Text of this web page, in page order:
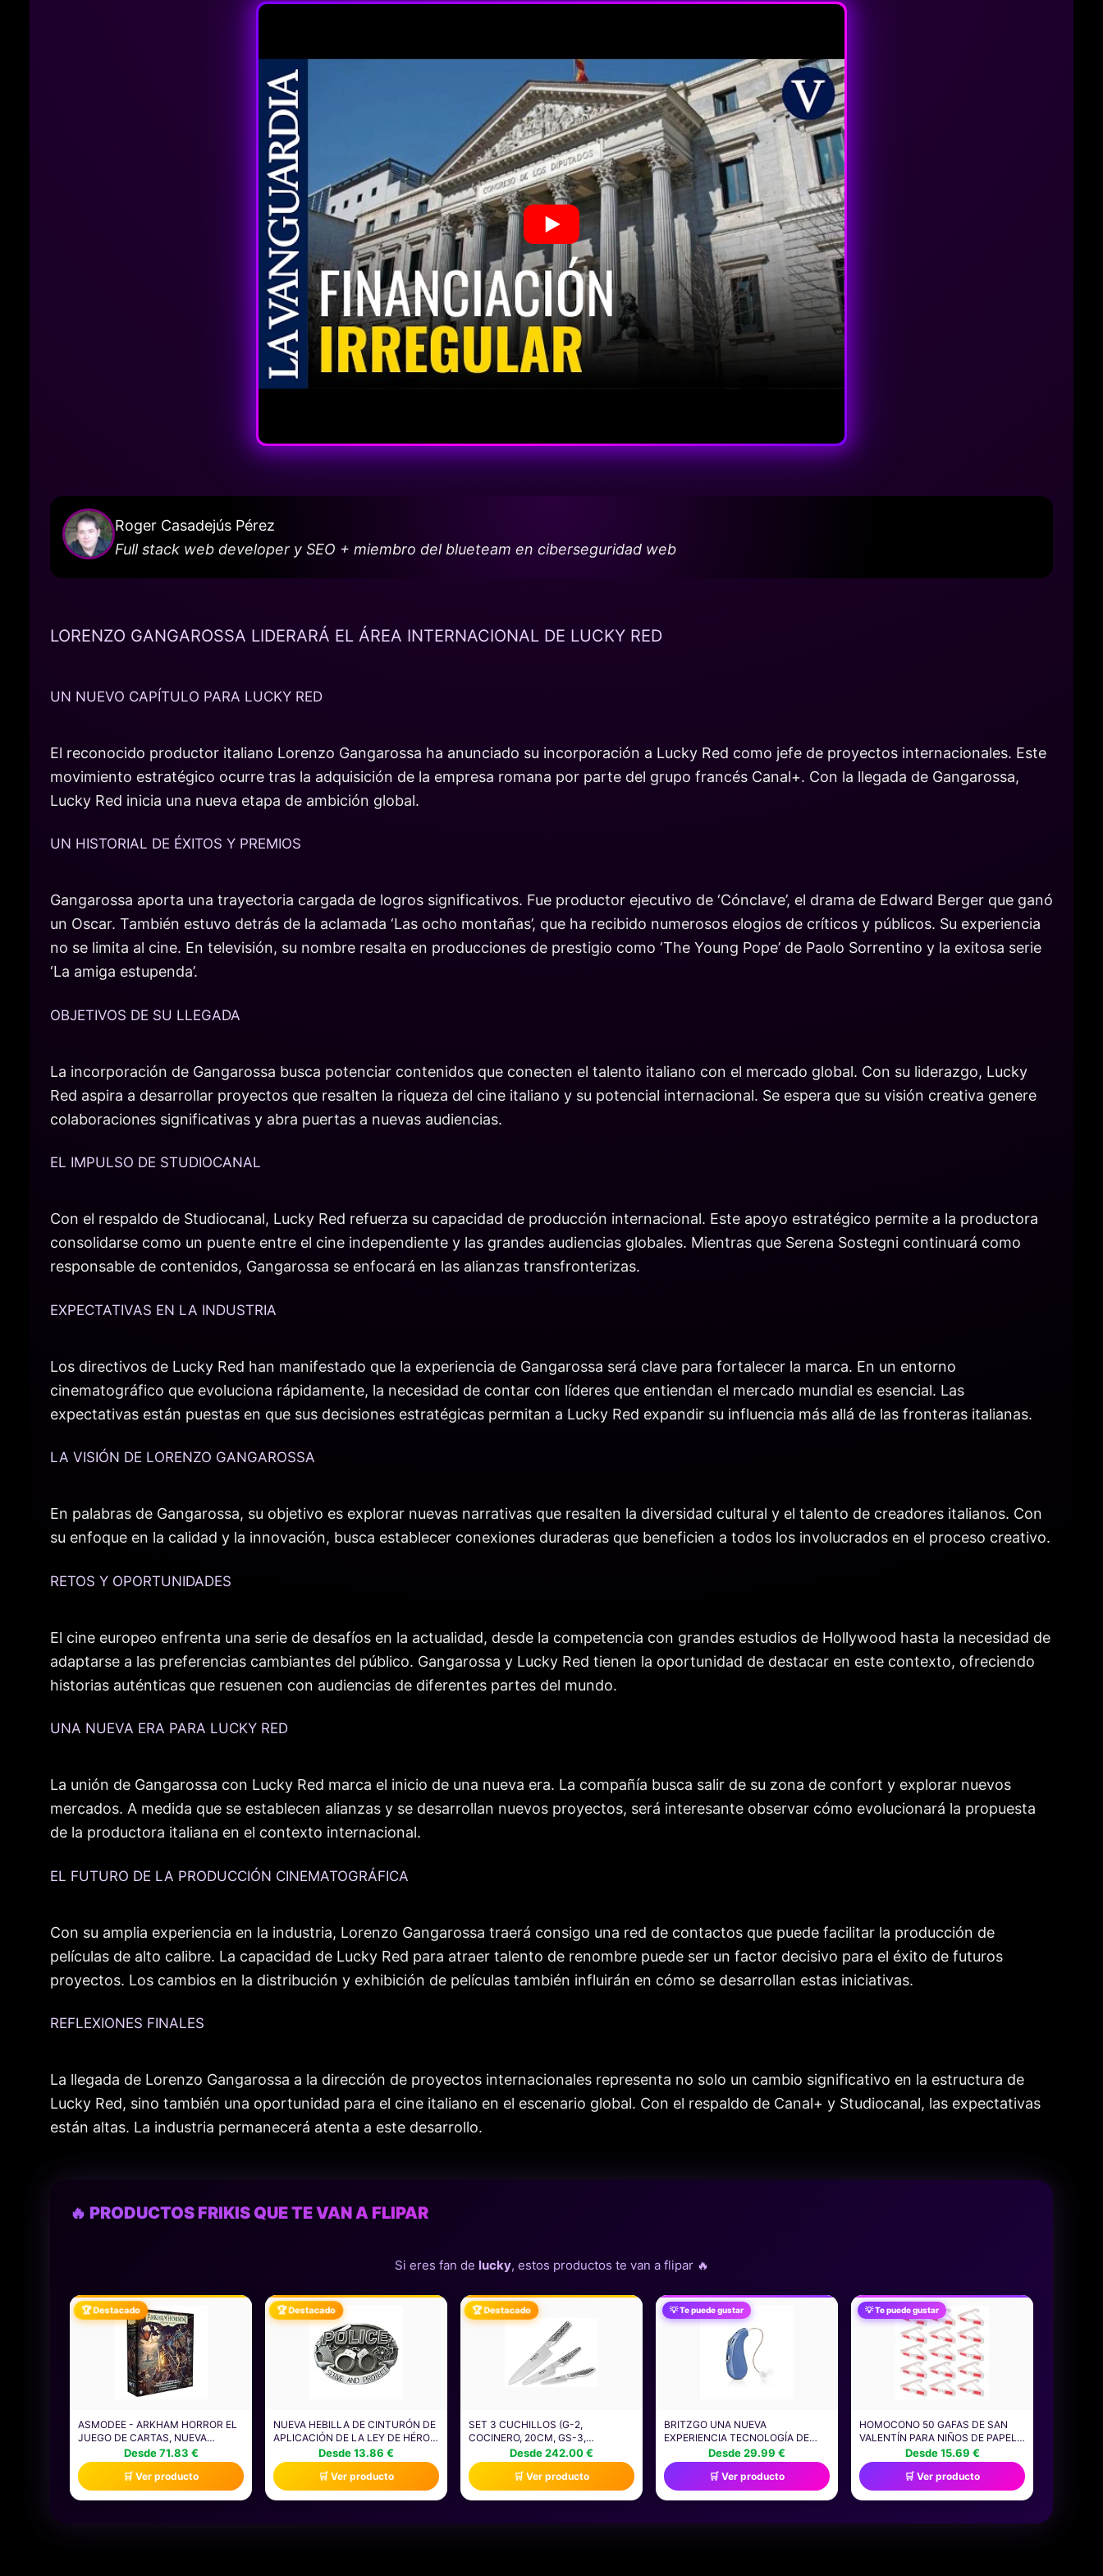
Roger Casadejús Pérez
Full stack web developer y SEO + miembro del blueteam en ciberseguridad web
LORENZO GANGAROSSA LIDERARÁ EL ÁREA INTERNACIONAL DE LUCKY RED
UN NUEVO CAPÍTULO PARA LUCKY RED
El reconocido productor italiano Lorenzo Gangarossa ha anunciado su incorporación a Lucky Red como jefe de proyectos internacionales. Este
movimiento estratégico ocurre tras la adquisición de la empresa romana por parte del grupo francés Canal+. Con la llegada de Gangarossa,
Lucky Red inicia una nueva etapa de ambición global.
UN HISTORIAL DE ÉXITOS Y PREMIOS
Gangarossa aporta una trayectoria cargada de logros significativos. Fue productor ejecutivo de ‘Cónclave’, el drama de Edward Berger que ganó
un Oscar. También estuvo detrás de la aclamada ‘Las ocho montañas’, que ha recibido numerosos elogios de críticos y públicos. Su experiencia
no se limita al cine. En televisión, su nombre resalta en producciones de prestigio como ‘The Young Pope’ de Paolo Sorrentino y la exitosa serie
‘La amiga estupenda’.
OBJETIVOS DE SU LLEGADA
La incorporación de Gangarossa busca potenciar contenidos que conecten el talento italiano con el mercado global. Con su liderazgo, Lucky
Red aspira a desarrollar proyectos que resalten la riqueza del cine italiano y su potencial internacional. Se espera que su visión creativa genere
colaboraciones significativas y abra puertas a nuevas audiencias.
EL IMPULSO DE STUDIOCANAL
Con el respaldo de Studiocanal, Lucky Red refuerza su capacidad de producción internacional. Este apoyo estratégico permite a la productora
consolidarse como un puente entre el cine independiente y las grandes audiencias globales. Mientras que Serena Sostegni continuará como
responsable de contenidos, Gangarossa se enfocará en las alianzas transfronterizas.
EXPECTATIVAS EN LA INDUSTRIA
Los directivos de Lucky Red han manifestado que la experiencia de Gangarossa será clave para fortalecer la marca. En un entorno
cinematográfico que evoluciona rápidamente, la necesidad de contar con líderes que entiendan el mercado mundial es esencial. Las
expectativas están puestas en que sus decisiones estratégicas permitan a Lucky Red expandir su influencia más allá de las fronteras italianas.
LA VISIÓN DE LORENZO GANGAROSSA
En palabras de Gangarossa, su objetivo es explorar nuevas narrativas que resalten la diversidad cultural y el talento de creadores italianos. Con
su enfoque en la calidad y la innovación, busca establecer conexiones duraderas que beneficien a todos los involucrados en el proceso creativo.
RETOS Y OPORTUNIDADES
El cine europeo enfrenta una serie de desafíos en la actualidad, desde la competencia con grandes estudios de Hollywood hasta la necesidad de
adaptarse a las preferencias cambiantes del público. Gangarossa y Lucky Red tienen la oportunidad de destacar en este contexto, ofreciendo
historias auténticas que resuenen con audiencias de diferentes partes del mundo.
UNA NUEVA ERA PARA LUCKY RED
La unión de Gangarossa con Lucky Red marca el inicio de una nueva era. La compañía busca salir de su zona de confort y explorar nuevos
mercados. A medida que se establecen alianzas y se desarrollan nuevos proyectos, será interesante observar cómo evolucionará la propuesta
de la productora italiana en el contexto internacional.
EL FUTURO DE LA PRODUCCIÓN CINEMATOGRÁFICA
Con su amplia experiencia en la industria, Lorenzo Gangarossa traerá consigo una red de contactos que puede facilitar la producción de
películas de alto calibre. La capacidad de Lucky Red para atraer talento de renombre puede ser un factor decisivo para el éxito de futuros
proyectos. Los cambios en la distribución y exhibición de películas también influirán en cómo se desarrollan estas iniciativas.
REFLEXIONES FINALES
La llegada de Lorenzo Gangarossa a la dirección de proyectos internacionales representa no solo un cambio significativo en la estructura de
Lucky Red, sino también una oportunidad para el cine italiano en el escenario global. Con el respaldo de Canal+ y Studiocanal, las expectativas
están altas. La industria permanecerá atenta a este desarrollo.
🔥 PRODUCTOS FRIKIS QUE TE VAN A FLIPAR
Si eres fan de lucky, estos productos te van a flipar 🔥
🏆 Destacado
ASMODEE - ARKHAM HORROR EL
JUEGO DE CARTAS, NUEVA
EDICIÓN, JUEGO DE MESA, JUEGO
DE CARTAS, 14+ AÑOS, 1-4
JUGADORES, 45 MIN POR
JUGADOR, EDICIÓN EN ITALIANO
Desde 71.83 €
🛒 Ver producto
🏆 Destacado
NUEVA HEBILLA DE CINTURÓN DE
APLICACIÓN DE LA LEY DE HÉROE
DE ESTILO VINTAGE TAMBIÉN
EXISTE EN EE. UU.
Desde 13.86 €
🛒 Ver producto
🏆 Destacado
SET 3 CUCHILLOS (G-2,
COCINERO, 20CM, GS-3,
COCINERO, 13CM, Y GS-38,
PUNTILLA, 9CM) GLOBAL, G-2338
Desde 242.00 €
🛒 Ver producto
💡 Te puede gustar
BRITZGO UNA NUEVA
EXPERIENCIA TECNOLOGÍA DE
PROCESAMIENTO DE SEÑALES
DIGITALES DISPOSITIVO
RECARGABLE (AZUL)
Desde 29.99 €
🛒 Ver producto
💡 Te puede gustar
HOMOCONO 50 GAFAS DE SAN
VALENTÍN PARA NIÑOS DE PAPEL
DISEÑO COLORIDO Y USO
VERSÁTIL PARA MEJORAR LA
EXPERIENCIA DE CINE EN CASA
Desde 15.69 €
🛒 Ver producto